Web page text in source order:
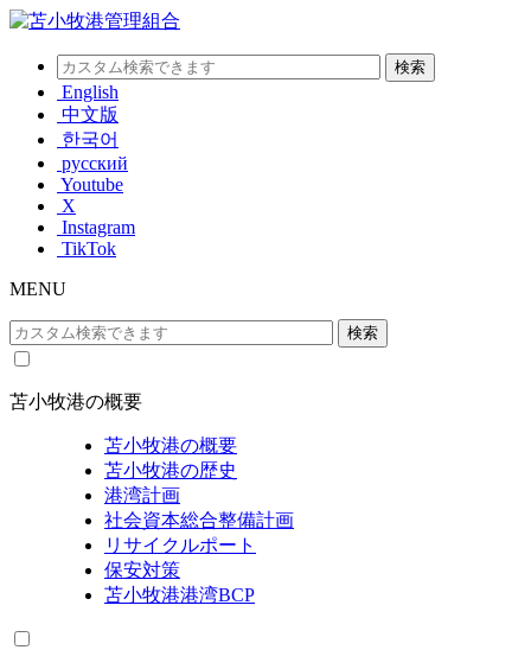
English
中文版
한국어
русский
Youtube
X
Instagram
TikTok
MENU
苫小牧港の概要
苫小牧港の概要
苫小牧港の歴史
港湾計画
社会資本総合整備計画
リサイクルポート
保安対策
苫小牧港港湾BCP